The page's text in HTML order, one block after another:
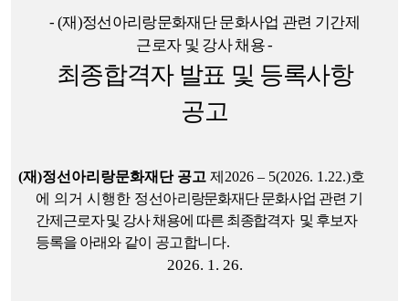
- (재)정선아리랑문화재단 문화사업 관련 기간제
근로자 및 강사 채용-
최종합격자 발표 및 등록사항
공고
(재)정선아리랑문화재단 공고 제 2026 – 5(2026. 1.22.)호
에 의거 시행한 정선아리랑문화재단 문화사업 관련 기
간제근로자 및 강사 채용에 따른 최종합격자 및 후보자
등록을 아래와 같이 공고합니다.
2026. 1. 26.